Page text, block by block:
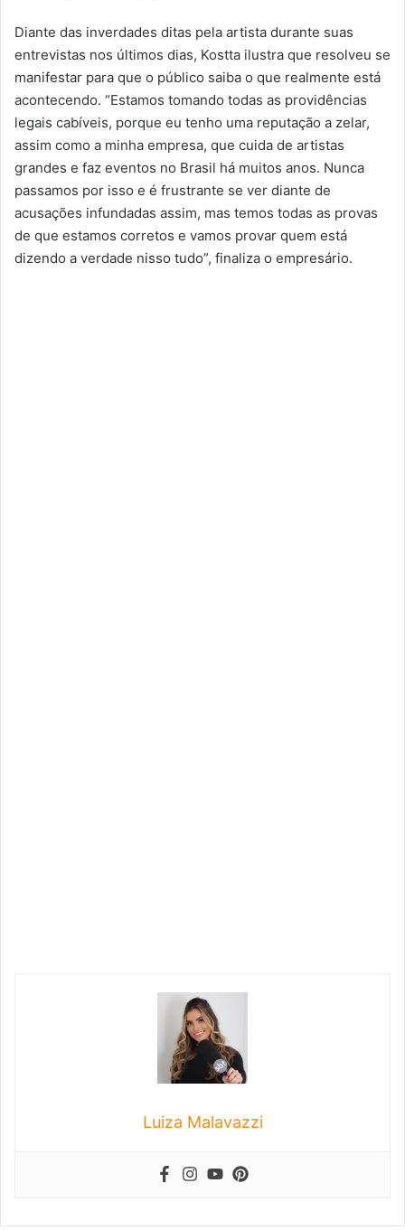
Diante das inverdades ditas pela artista durante suas
entrevistas nos últimos dias, Kostta ilustra que resolveu se
manifestar para que o público saiba o que realmente está
acontecendo. “Estamos tomando todas as providências
legais cabíveis, porque eu tenho uma reputação a zelar,
assim como a minha empresa, que cuida de artistas
grandes e faz eventos no Brasil há muitos anos. Nunca
passamos por isso e é frustrante se ver diante de
acusações infundadas assim, mas temos todas as provas
de que estamos corretos e vamos provar quem está
dizendo a verdade nisso tudo”, finaliza o empresário.
Luiza Malavazzi